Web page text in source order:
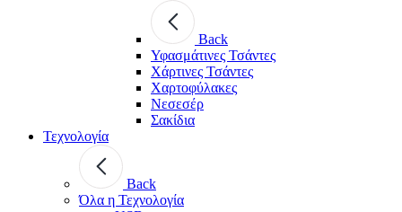
Back
Υφασμάτινες Τσάντες
Χάρτινες Τσάντες
Χαρτοφύλακες
Νεσεσέρ
Σακίδια
Τεχνολογία
Back
Όλα η Τεχνολογία